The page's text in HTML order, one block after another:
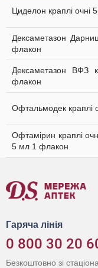
Циделон краплі очні
Дексаметазон
флакон
Дексаметазон ВФЗ
флакон
Офтальмодек краплі
Офтамірин краплі
5 мл 1 флакон
Гаряча лінія
0 800 30 20
Безкоштовно зі